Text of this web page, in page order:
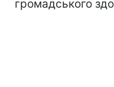
громадського